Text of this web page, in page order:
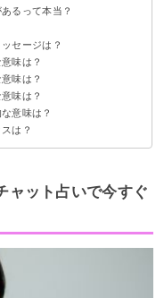
るって本当？
セージは？
味は？
味は？
意味
味は？
味
味
味
味
味
味
味
意味は？
は？
ャット占いで今すぐ